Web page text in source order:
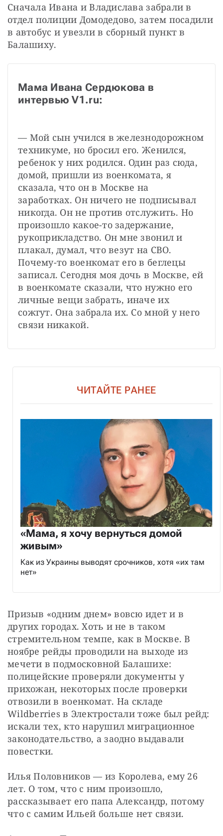
Сначала Ивана и Владислава забрали в
отдел полиции Домодедово, затем посадили
в автобус и увезли в сборный пункт в
Балашиху.
Мама Ивана Сердюкова в
интервью V1.ru:
— Мой сын учился в железнодорожном
техникуме, но бросил его. Женился,
ребенок у них родился. Один раз сюда,
домой, пришли из военкомата, я
сказала, что он в Москве на
заработках. Он ничего не подписывал
никогда. Он не против отслужить. Но
произошло какое-то задержание,
рукоприкладство. Он мне звонил и
плакал, думал, что везут на СВО.
Почему-то военкомат его в беглецы
записал. Сегодня моя дочь в Москве, ей
в военкомате сказали, что нужно его
личные вещи забрать, иначе их
сожгут. Она забрала их. Со мной у него
связи никакой.
ЧИТАЙТЕ РАНЕЕ
«Мама, я хочу вернуться домой
живым»
Как из Украины выводят срочников, хотя «их там
нет»
Призыв «одним днем» вовсю идет и в
других городах. Хоть и не в таком
стремительном темпе, как в Москве. В
ноябре рейды проводили на выходе из
мечети в подмосковной Балашихе:
полицейские проверяли документы у
прихожан, некоторых после проверки
отвозили в военкомат. На складе
Wildberries в Электростали тоже был рейд:
искали тех, кто нарушил миграционное
законодательство, а заодно выдавали
повестки.
Илья Половников — из Королева, ему 26
лет. О том, что с ним произошло,
рассказывает его папа Александр, потому
что с самим Ильей больше нет связи.